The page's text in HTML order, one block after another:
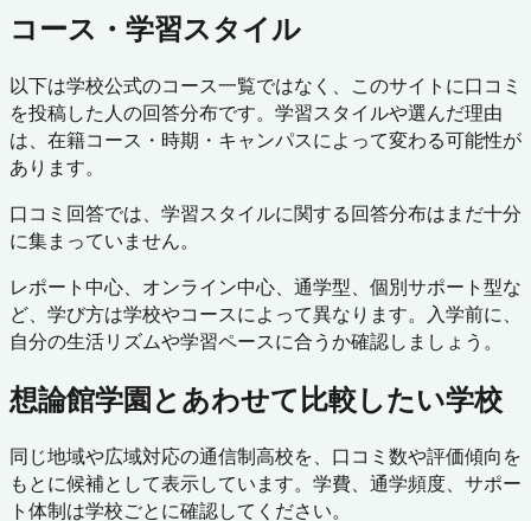
コース・学習スタイル
以下は学校公式のコース一覧ではなく、このサイトに口コミ
を投稿した人の回答分布です。学習スタイルや選んだ理由
は、在籍コース・時期・キャンパスによって変わる可能性が
あります。
口コミ回答では、学習スタイルに関する回答分布はまだ十分
に集まっていません。
レポート中心、オンライン中心、通学型、個別サポート型な
ど、学び方は学校やコースによって異なります。入学前に、
自分の生活リズムや学習ペースに合うか確認しましょう。
想論館学園とあわせて比較したい学校
同じ地域や広域対応の通信制高校を、口コミ数や評価傾向を
もとに候補として表示しています。学費、通学頻度、サポー
ト体制は学校ごとに確認してください。